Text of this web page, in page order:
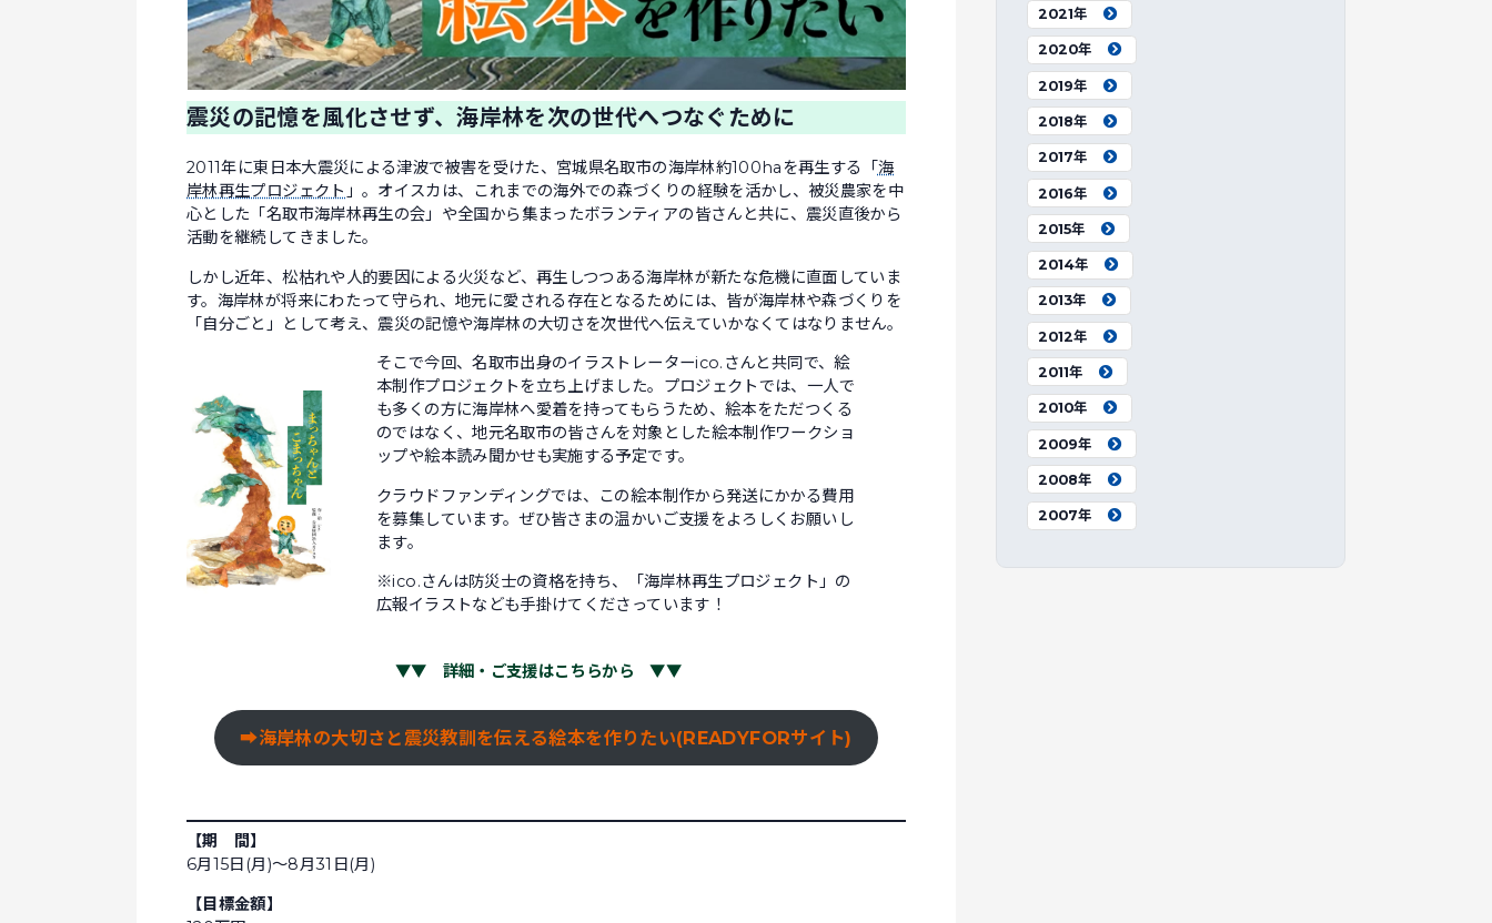
震災の記憶を風化させず、海岸林を次の世代へつなぐために
2011年に東日本大震災による津波で被害を受けた、宮城県名取市の海岸林約100haを再生する「 海
岸林再生プロジェクト 」。オイスカは、これまでの海外での森づくりの経験を活かし、被災農家を中
心とした「名取市海岸林再生の会」や全国から集まったボランティアの皆さんと共に、震災直後から
活動を継続してきました。
しかし近年、松枯れや人的要因による火災など、再生しつつある海岸林が新たな危機に直面していま
す。海岸林が将来にわたって守られ、地元に愛される存在となるためには、皆が海岸林や森づくりを
「自分ごと」として考え、震災の記憶や海岸林の大切さを次世代へ伝えていかなくてはなりません。
そこで今回、名取市出身のイラストレーターico.さんと共同で、絵
本制作プロジェクトを立ち上げました。プロジェクトでは、一人で
も多くの方に海岸林へ愛着を持ってもらうため、絵本をただつくる
のではなく、地元名取市の皆さんを対象とした絵本制作ワークショ
ップや絵本読み聞かせも実施する予定です。
クラウドファンディングでは、この絵本制作から発送にかかる費用
を募集しています。ぜひ皆さまの温かいご支援をよろしくお願いし
ます。
※ico.さんは防災士の資格を持ち、「海岸林再生プロジェクト」の
広報イラストなども手掛けてくださっています！
▼▼ 詳細・ご支援はこちらから ▼▼
➡海岸林の大切さと震災教訓を伝える絵本を作りたい(READYFORサイト)
【期 間】
6月15日(月)～8月31日(月)
【目標金額】
2021年
2020年
2019年
2018年
2017年
2016年
2015年
2014年
2013年
2012年
2011年
2010年
2009年
2008年
2007年